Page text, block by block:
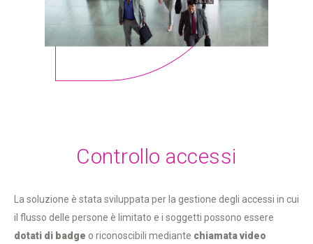
Controllo accessi
La soluzione è stata sviluppata per la gestione degli accessi in cui
il flusso delle persone è limitato e i soggetti possono essere
dotati di badge o riconoscibili mediante chiamata video
Scenari applicativi
Controllo temperatura operatore
Termocamera portatile
Lettura singola
Lettura multipla
Gestione varchi